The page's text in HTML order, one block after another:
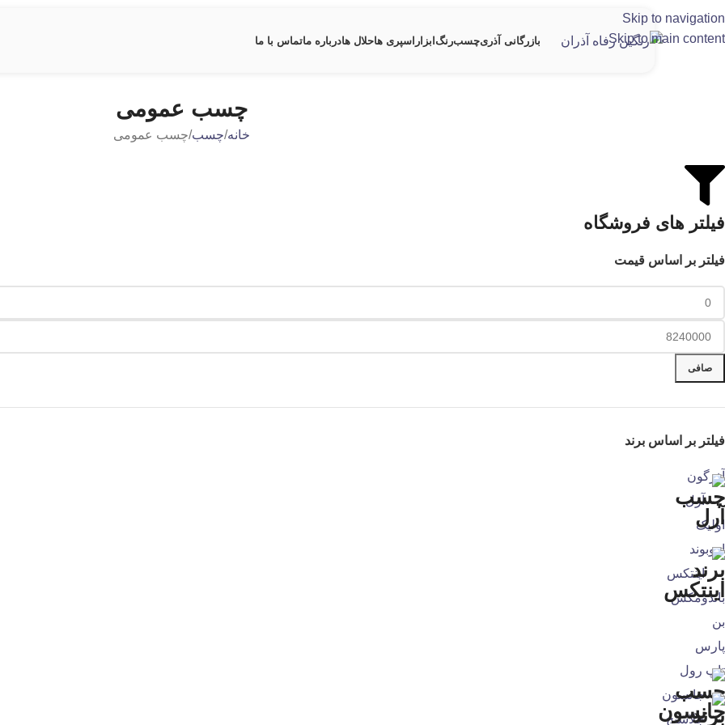
Skip to navigation
Skip to main content
بازرگانی آذریچسبرنگابزار اسپری هاحلال هادرباره ماتماس با ما
چسب عمومی
خانه چسب چسب عمومی
فیلتر های فروشگاه
فیلتر بر اساس قیمت
صافی
فیلتر بر اساس برند
آذرگون
آرل
اولیک
اووبوند
اینتکس
باندومکس
بن
پارس
تاپ رول
جانسون
جلاسنج